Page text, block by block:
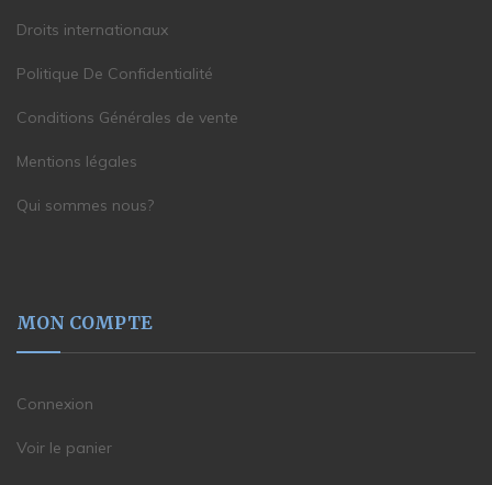
Droits internationaux
Politique De Confidentialité
Conditions Générales de vente
Mentions légales
Qui sommes nous?
MON COMPTE
Connexion
Voir le panier